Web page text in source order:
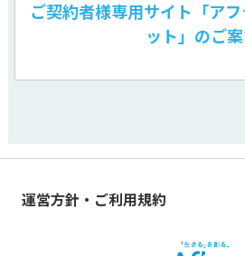
ご契約者様専用サイト「ア
ット」のご
運営方針・ご利用規約